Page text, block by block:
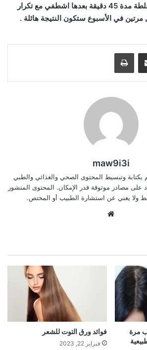
10 دقائق ثم اتركي الخلطة مدة 45 دقيقة بعدها اشطفي مع تكرار
في الأسبوع ستكون النتيجة هائلة .
مشاركة عبر البريد طباعة
maw9i3i
بكتابة وتبسيط المحتوى الصحي والغذائي والطبي
على مصادر موثوقة قدر الإمكان. المحتوى المنشور
ولا يغني عن استشارة الطبيب أو المختص.
مرة
فوائد ورق التوت للشعر
فبراير 22, 2023